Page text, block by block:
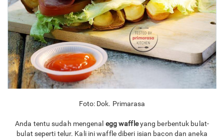
Foto: Dok. Primarasa
Anda tentu sudah mengenal egg waffleyang berbentuk bulat-
bulat seperti telur. Kali ini waffle diberi isian bacon dan aneka